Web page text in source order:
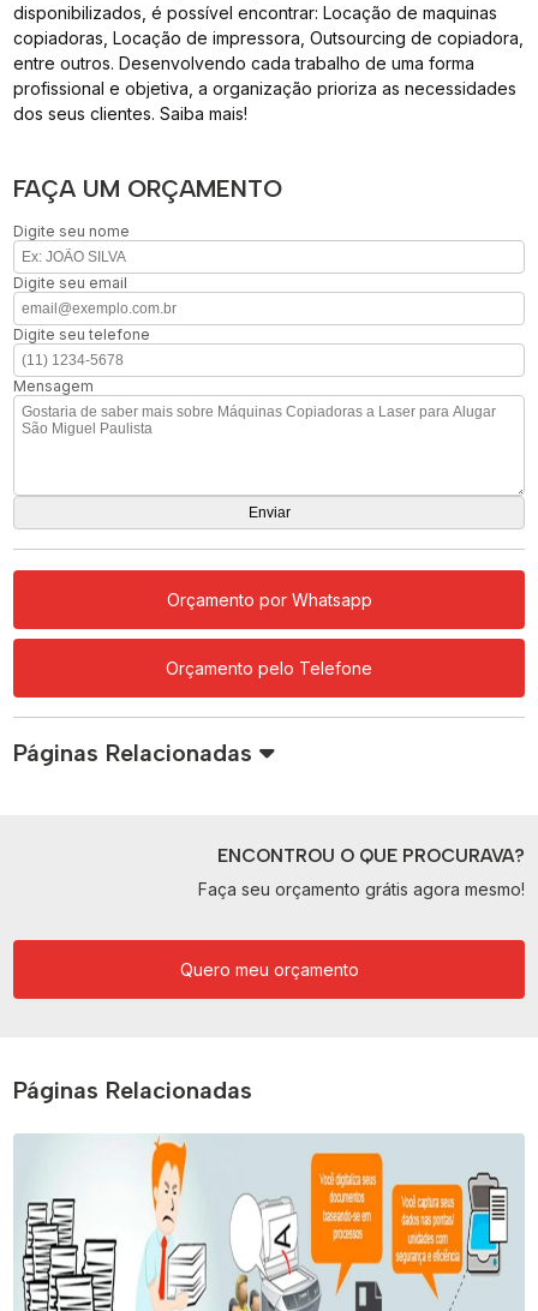
disponibilizados, é possível encontrar: Locação de maquinas
copiadoras, Locação de impressora, Outsourcing de copiadora,
entre outros. Desenvolvendo cada trabalho de uma forma
profissional e objetiva, a organização prioriza as necessidades
dos seus clientes. Saiba mais!
FAÇA UM ORÇAMENTO
Digite seu nome
Digite seu email
Digite seu telefone
Mensagem
Orçamento por Whatsapp
Orçamento pelo Telefone
Páginas Relacionadas
ENCONTROU O QUE PROCURAVA?
Faça seu orçamento grátis agora mesmo!
Quero meu orçamento
Páginas Relacionadas